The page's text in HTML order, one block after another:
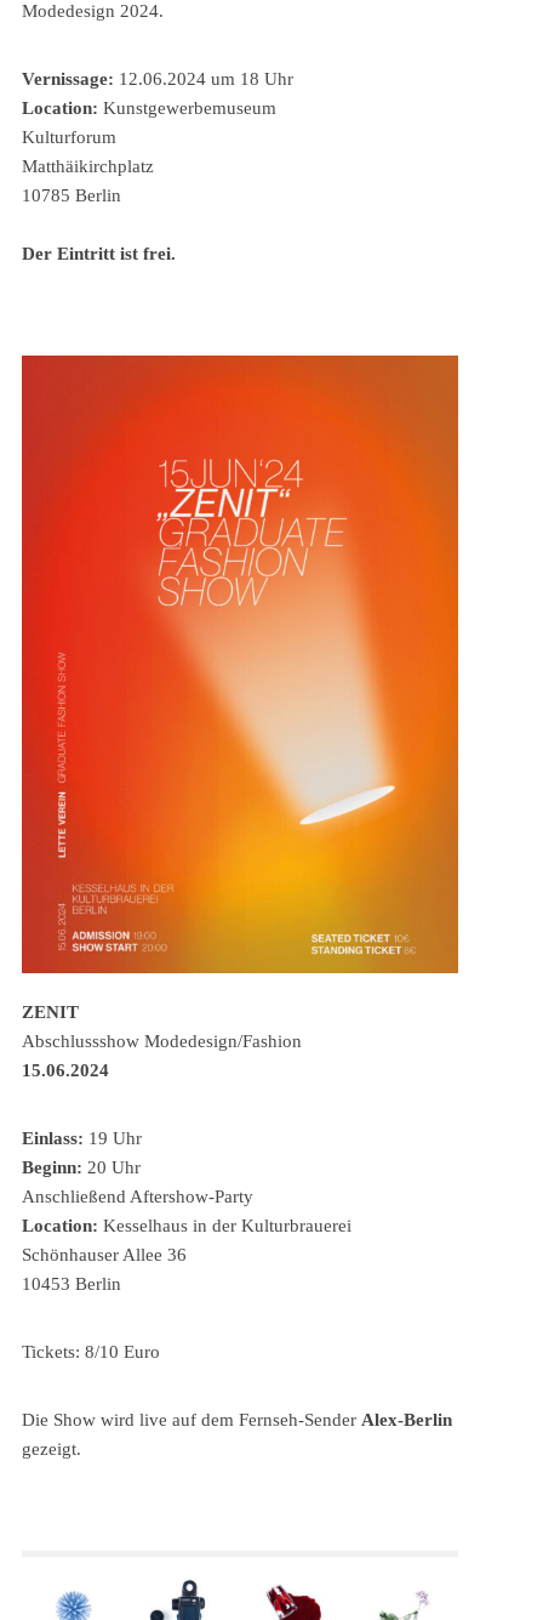
Modedesign 2024.
Vernissage: 12.06.2024 um 18 Uhr
Location: Kunstgewerbemuseum
Kulturforum
Matthäikirchplatz
10785 Berlin
Der Eintritt ist frei.
ZENIT
Abschlussshow Modedesign/Fashion
15.06.2024
Einlass: 19 Uhr
Beginn: 20 Uhr
Anschließend Aftershow-Party
Location: Kesselhaus in der Kulturbrauerei
Schönhauser Allee 36
10453 Berlin
Tickets: 8/10 Euro
Die Show wird live auf dem Fernseh-Sender Alex-Berlin
gezeigt.